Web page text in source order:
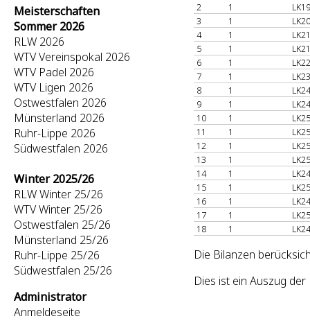
Meisterschaften
Sommer 2026
RLW 2026
WTV Vereinspokal 2026
WTV Padel 2026
WTV Ligen 2026
Ostwestfalen 2026
Münsterland 2026
Ruhr-Lippe 2026
Südwestfalen 2026
Winter 2025/26
RLW Winter 25/26
WTV Winter 25/26
Ostwestfalen 25/26
Münsterland 25/26
Ruhr-Lippe 25/26
Südwestfalen 25/26
Administrator
Anmeldeseite
2
1
3
1
4
1
5
1
6
1
7
1
8
1
9
1
10
1
11
1
12
1
13
1
14
1
15
1
16
1
17
1
18
1
Die Bilanzen
Dies ist ein Auszug